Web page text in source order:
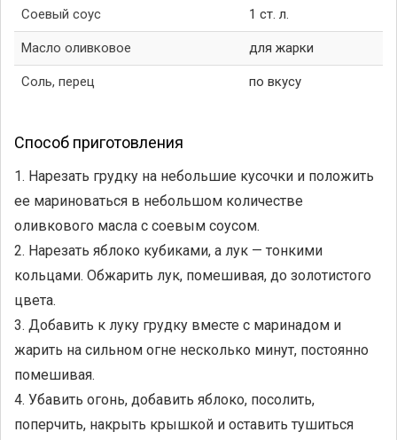
Соевый соус 1 ст. л.
Масло оливковое для жарки
Соль, перец по вкусу
Способ приготовления
1. Нарезать грудку на небольшие кусочки и положить
ее мариноваться в небольшом количестве
оливкового масла с соевым соусом.
2. Нарезать яблоко кубиками, а лук — тонкими
кольцами. Обжарить лук, помешивая, до золотистого
цвета.
3. Добавить к луку грудку вместе с маринадом и
жарить на сильном огне несколько минут, постоянно
помешивая.
4. Убавить огонь, добавить яблоко, посолить,
поперчить, накрыть крышкой и оставить тушиться